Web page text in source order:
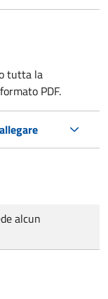
tutta la
PDF.
alcun